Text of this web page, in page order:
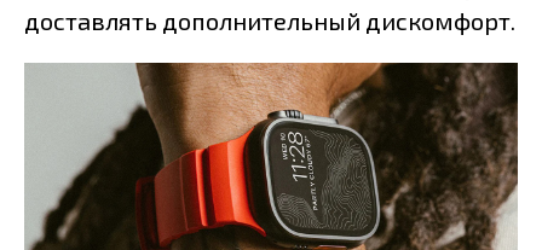
доставлять дополнительный дискомфорт.